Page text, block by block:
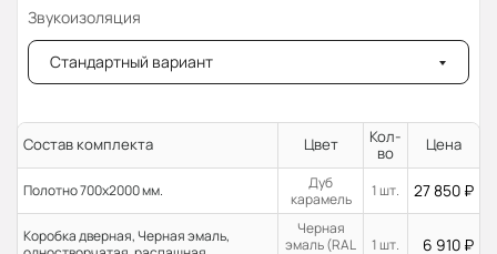
Звукоизоляция
Стандартный вариант
Состав комплекта Цвет
Кол-
во
Цена
Полотно 700x2000 мм.
Дуб
карамель
1 шт. 27 850 ₽
Коробка дверная, Черная эмаль,
Черная
эмаль (RAL
1 шт. 6 910 ₽